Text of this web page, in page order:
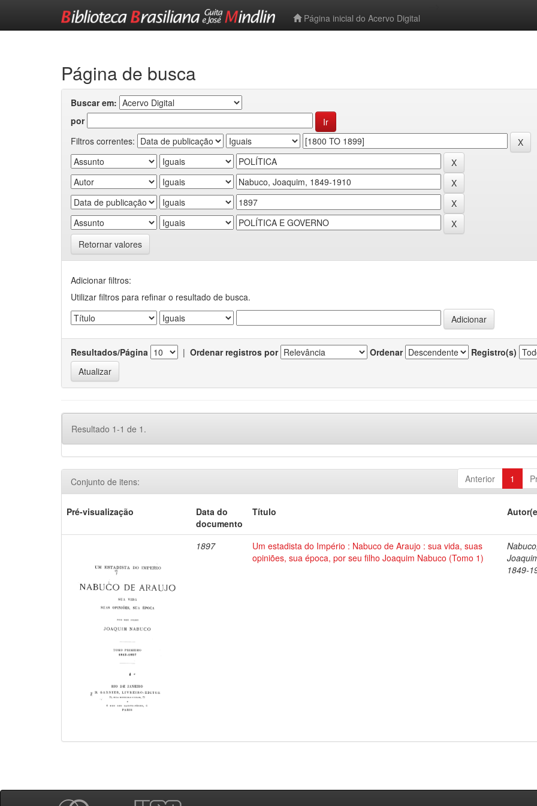
Página inicial do Acervo Digital
Página de busca
Buscar em:
por
Filtros correntes:
Retornar valores
Adicionar filtros:
Utilizar filtros para refinar o resultado de busca.
Resultados/Página | Ordenar registros por Ordenar Registro(s)
Resultado 1-1 de 1.
Anterior 1
Conjunto de itens:
Pré-visualização
Data do
documento
Título
1897
Um estadista do Império : Nabuco de Araujo : sua vida, suas
opiniões, sua época, por seu filho Joaquim Nabuco (Tomo 1)
Nabuco,
1849-